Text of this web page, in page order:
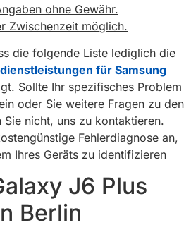
ohne Gewähr.
Zwischenzeit möglich.
die folgende Liste lediglich die
für Samsung
Sollte Ihr spezifisches Problem
oder Sie weitere Fragen zu den
Sie nicht, uns zu kontaktieren.
Fehlerdiagnose an,
Ihres Geräts zu identifizieren
J6 Plus
Berlin